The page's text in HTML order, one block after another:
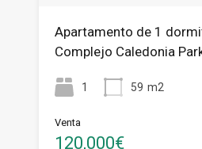
Apartamento de 1
Complejo Caledonia
1 59 m2
Venta
120,000€